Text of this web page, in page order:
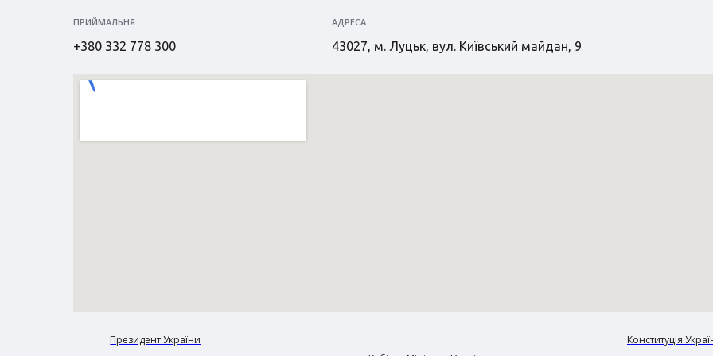
ПРИЙМАЛЬНЯ
+380 332 778 300
АДРЕСА
43027, м. Луцьк, вул. Київський майдан, 9
Президент України
Конституція